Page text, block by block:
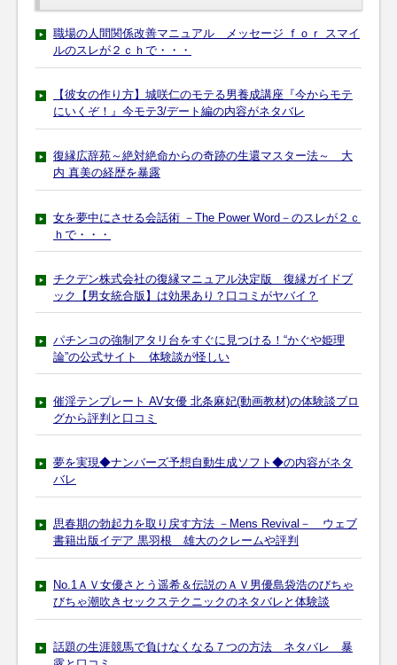
職場の人間関係改善マニュアル メッセージ ｆｏｒ スマイ
ルのスレが２ｃｈで・・・
【彼女の作り方】城咲仁のモテる男養成講座『今からモテ
にいくぞ！』今モテ3/デート編の内容がネタバレ
復縁広辞苑～絶対絶命からの奇跡の生還マスター法～ 大
内 真美の経歴を暴露
女を夢中にさせる会話術 －The Power Word－のスレが２ｃ
ｈで・・・
チクデン株式会社の復縁マニュアル決定版 復縁ガイドブ
ック【男女統合版】は効果あり？口コミがヤバイ？
パチンコの強制アタリ台をすぐに見つける！“かぐや姫理
論”の公式サイト 体験談が怪しい
催淫テンプレート AV女優 北条麻妃(動画教材)の体験談ブロ
グから評判と口コミ
夢を実現◆ナンバーズ予想自動生成ソフト◆の内容がネタ
バレ
思春期の勃起力を取り戻す方法 －Mens Revival－ ウェブ
書籍出版イデア 黒羽根 雄大のクレームや評判
No.1ＡＶ女優さとう遥希＆伝説のＡＶ男優島袋浩のびちゃ
びちゃ潮吹きセックステクニックのネタバレと体験談
話題の生涯競馬で負けなくなる７つの方法 ネタバレ 暴